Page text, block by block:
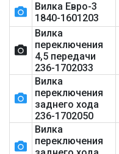
Вилка Евро-3
1840-1601203
Вилка
переключения
4,5 передачи
236-1702033
Вилка
переключения
заднего хода
236-1702050
Вилка
переключения